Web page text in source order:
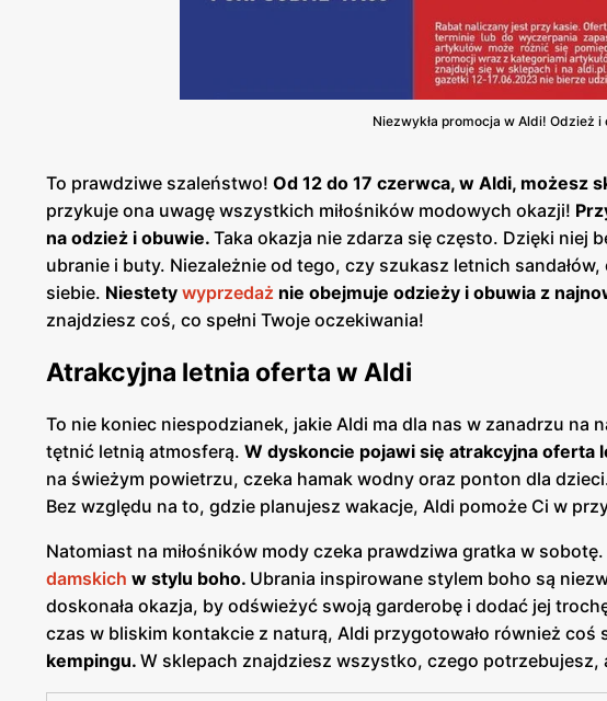
Niezwykła promocja w Aldi! Odzież i
To prawdziwe szaleństwo! Od 12 do 17 czerwca, w Aldi, możesz
przykuje ona uwagę wszystkich miłośników modowych okazji!
na odzież i obuwie. Taka okazja nie zdarza się często. Dzięki niej
ubranie i buty. Niezależnie od tego, czy szukasz letnich
siebie. Niestety wyprzedaż nie obejmuje odzieży i obuwia z
znajdziesz coś, co spełni Twoje oczekiwania!
Atrakcyjna letnia oferta w Aldi
To nie koniec niespodzianek, jakie Aldi ma dla nas w zanadrzu
tętnić letnią atmosferą. W dyskoncie pojawi się atrakcyjna oferta
na świeżym powietrzu, czeka hamak wodny oraz ponton dla
Bez względu na to, gdzie planujesz wakacje, Aldi pomoże Ci w
Natomiast na miłośników mody czeka prawdziwa gratka w sobotę.
damskich w stylu boho. Ubrania inspirowane stylem boho są
doskonała okazja, by odświeżyć swoją garderobę i dodać jej
czas w bliskim kontakcie z naturą, Aldi przygotowało również coś
kempingu. W sklepach znajdziesz wszystko, czego potrzebujesz,